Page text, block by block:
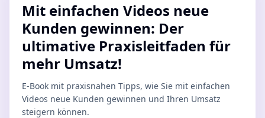
Mit einfachen Videos neue
Kunden gewinnen: Der
ultimative Praxisleitfaden für
mehr Umsatz!
E-Book mit praxisnahen Tipps, wie Sie mit einfachen
Videos neue Kunden gewinnen und Ihren Umsatz
steigern können.